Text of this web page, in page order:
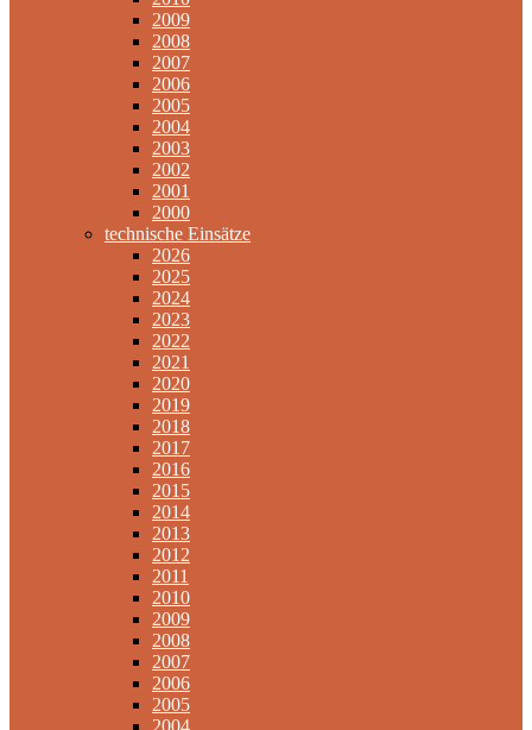
2009
2008
2007
2006
2005
2004
2003
2002
2001
2000
technische Einsätze
2026
2025
2024
2023
2022
2021
2020
2019
2018
2017
2016
2015
2014
2013
2012
2011
2010
2009
2008
2007
2006
2005
2004